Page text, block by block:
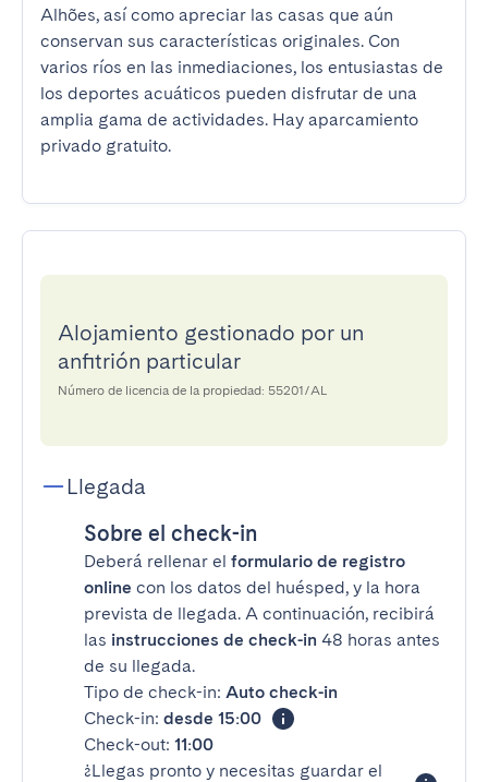
Alhões, así como apreciar las casas que aún
conservan sus características originales. Con
varios ríos en las inmediaciones, los entusiastas de
los deportes acuáticos pueden disfrutar de una
amplia gama de actividades. Hay aparcamiento
privado gratuito.
Alojamiento gestionado por un
anfitrión particular
Número de licencia de la propiedad: 55201/AL
Llegada
Sobre el check-in
Deberá rellenar el formulario de registro
online con los datos del huésped, y la hora
prevista de llegada. A continuación, recibirá
las instrucciones de check-in 48 horas antes
de su llegada.
Tipo de check-in: Auto check-in
Check-in: desde 15:00
Check-out: 11:00
¿Llegas pronto y necesitas guardar el